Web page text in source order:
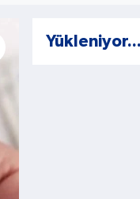
Yükleniyor...